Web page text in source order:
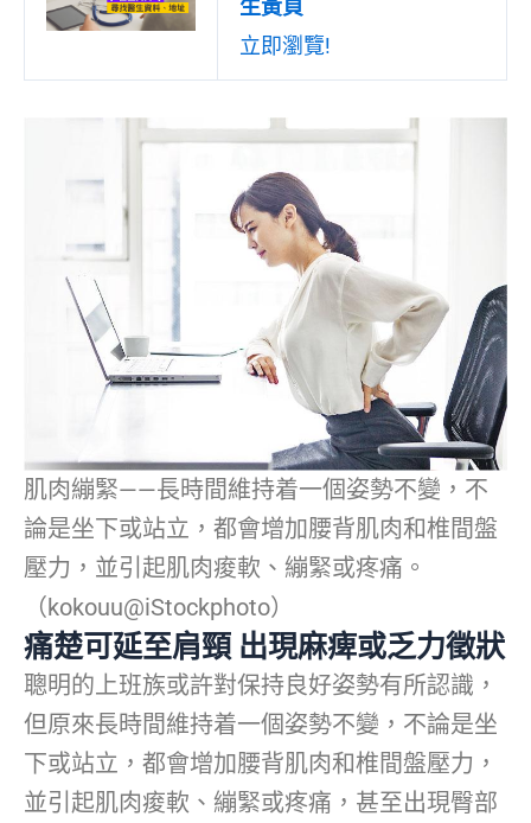
生黃頁
立即瀏覽!
肌肉繃緊——長時間維持着一個姿勢不變，不
論是坐下或站立，都會增加腰背肌肉和椎間盤
壓力，並引起肌肉痠軟、繃緊或疼痛。
（kokouu@iStockphoto）
痛楚可延至肩頸 出現麻痺或乏力徵狀
聰明的上班族或許對保持良好姿勢有所認識，
但原來長時間維持着一個姿勢不變，不論是坐
下或站立，都會增加腰背肌肉和椎間盤壓力，
並引起肌肉痠軟、繃緊或疼痛，甚至出現臀部